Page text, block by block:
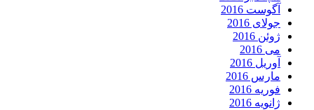
آگوست 2016
جولای 2016
ژوئن 2016
می 2016
آوریل 2016
مارس 2016
فوریه 2016
ژانویه 2016